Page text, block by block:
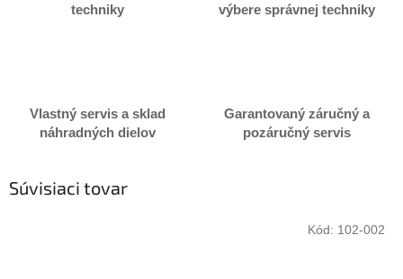
techniky
výbere správnej techniky
Vlastný servis a sklad
náhradných dielov
Garantovaný záručný a
pozáručný servis
Súvisiaci tovar
Kód: 102-002